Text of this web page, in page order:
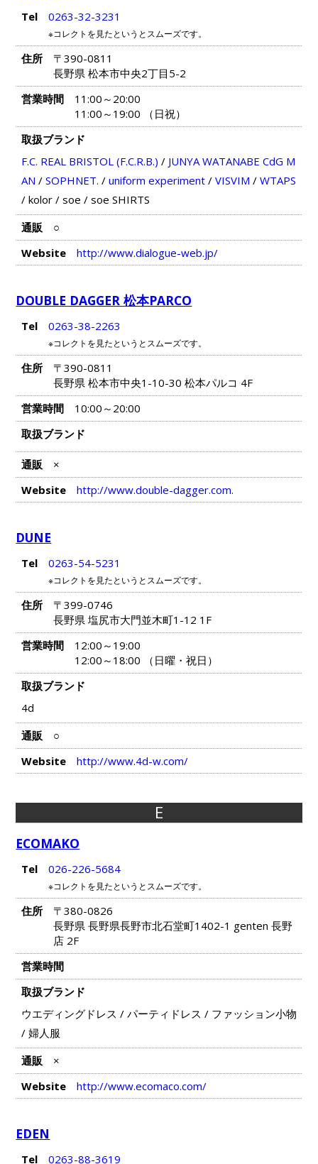
Tel 0263-32-3231
※コレクトを見たというとスムーズです。
住所
〒390-0811
長野県 松本市中央2丁目5-2
営業時間
11:00～20:00
11:00～19:00 （日祝）
取扱ブランド
F.C. REAL BRISTOL (F.C.R.B.) / JUNYA WATANABE CdG M
AN / SOPHNET. / uniform experiment/ VISVIM / WTAPS
/ kolor/ soe / soe SHIRTS
通販
○
Website
http://www.dialogue-web.jp/
DOUBLE DAGGER 松本PARCO
Tel 0263-38-2263
※コレクトを見たというとスムーズです。
住所
〒390-0811
長野県 松本市中央1-10-30 松本パルコ 4F
営業時間
10:00～20:00
取扱ブランド
通販
×
Website
http://www.double-dagger.com.
DUNE
Tel 0263-54-5231
※コレクトを見たというとスムーズです。
住所
〒399-0746
長野県 塩尻市大門並木町1-12 1F
営業時間
12:00～19:00
12:00～18:00 （日曜・祝日）
取扱ブランド
4d
通販
○
Website
http://www.4d-w.com/
E
ECOMAKO
Tel 026-226-5684
※コレクトを見たというとスムーズです。
住所
〒380-0826
長野県 長野県長野市北石堂町1402-1 genten 長野
店 2F
営業時間
取扱ブランド
ウエディングドレス / パーティドレス / ファッション小物
/ 婦人服
通販
×
Website
http://www.ecomaco.com/
EDEN
Tel 0263-88-3619